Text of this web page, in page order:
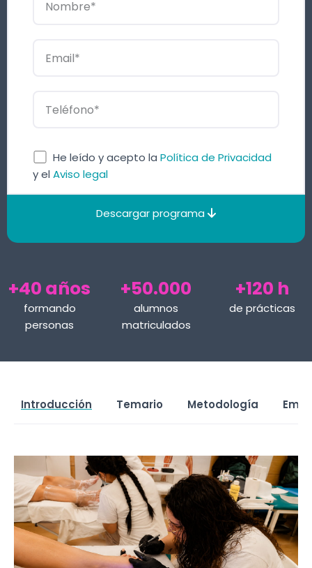
He leído y acepto la Política de Privacidad
y el Aviso legal
Descargar programa
+40 años
formando
personas
+50.000
alumnos
matriculados
+120 h
de prácticas
Introducción Temario Metodología